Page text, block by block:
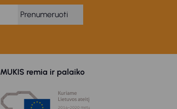
Prenumeruoti
MUKIS remia ir palaiko